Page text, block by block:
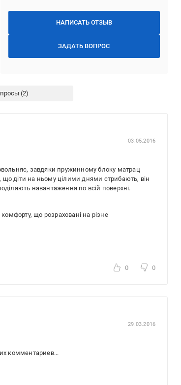
НАПИСАТЬ ОТЗЫВ
ЗАДАТЬ ВОПРОС
03.05.2016
завдяки пружинному блоку матрац
діти на ньому цілими днями стрибають, він
навантаження по всій поверхні.
що розраховані на різне
0 0
29.03.2016
комментариев...